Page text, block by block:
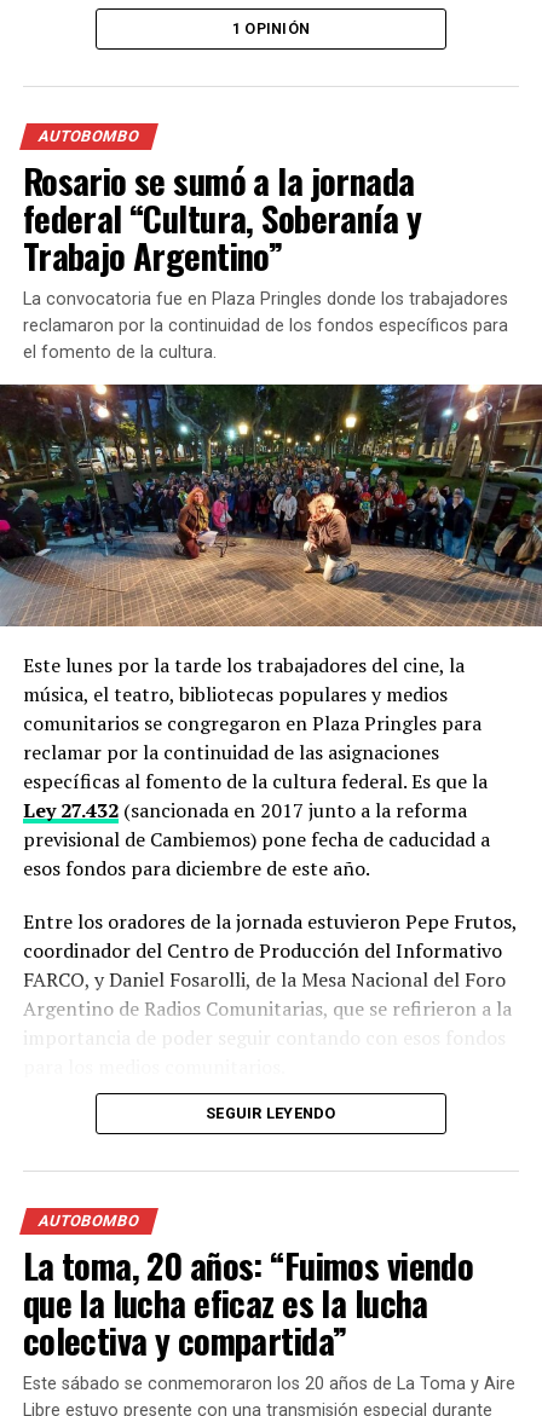
1 OPINIÓN
AUTOBOMBO
Rosario se sumó a la jornada
federal “Cultura, Soberanía y
Trabajo Argentino”
La convocatoria fue en Plaza Pringles donde los trabajadores
reclamaron por la continuidad de los fondos específicos para
el fomento de la cultura.
Este lunes por la tarde los trabajadores del cine, la
música, el teatro, bibliotecas populares y medios
comunitarios se congregaron en Plaza Pringles para
reclamar por la continuidad de las asignaciones
específicas al fomento de la cultura federal. Es que la
Ley 27.432(sancionada en 2017 junto a la reforma
previsional de Cambiemos) pone fecha de caducidad a
esos fondos para diciembre de este año.
Entre los oradores de la jornada estuvieron Pepe Frutos,
coordinador del Centro de Producción del Informativo
FARCO, y Daniel Fosarolli, de la Mesa Nacional del Foro
Argentino de Radios Comunitarias, que se refirieron a la
importancia de poder seguir contando con esos fondos
La Plaza Pringles de
Rosario fue una de las
sedes en las que se vivió la
Jornada Federal por
SEGUIR LEYENDO
AUTOBOMBO
La toma, 20 años: “Fuimos viendo
que la lucha eficaz es la lucha
colectiva y compartida”
Este sábado se conmemoraron los 20 años de La Toma y Aire
Libre estuvo presente con una transmisión especial durante